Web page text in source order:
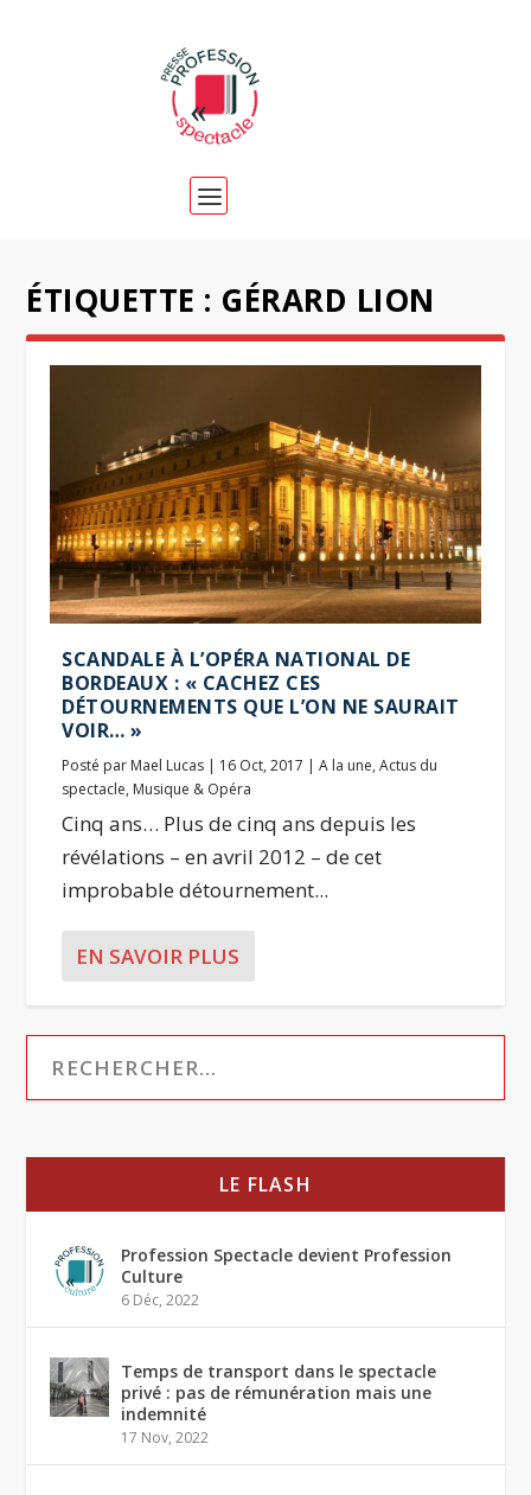
ÉTIQUETTE : GÉRARD LION
SCANDALE À L’OPÉRA NATIONAL DE
BORDEAUX : « CACHEZ CES
DÉTOURNEMENTS QUE L’ON NE SAURAIT
VOIR… »
Posté par Mael Lucas | 16 Oct, 2017 |A la une,Actus du
spectacle, Musique & Opéra
Cinq ans… Plus de cinq ans depuis les
révélations – en avril 2012 – de cet
improbable détournement...
EN SAVOIR PLUS
LE FLASH
Profession Spectacle devient Profession
Culture
6 Déc, 2022
Temps de transport dans le spectacle
privé : pas de rémunération mais une
indemnité
17 Nov, 2022